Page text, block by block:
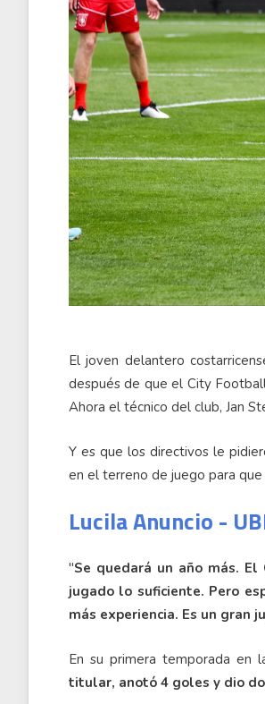
El joven delantero
después de que el City
Ahora el técnico del club, Jan
Y es que los directivos le
en el terreno de juego para
Lucila Anuncio -
"Se quedará un año más.
jugado lo suficiente. Pero
más experiencia. Es un gran
En su primera temporada en
titular, anotó 4 goles y dio